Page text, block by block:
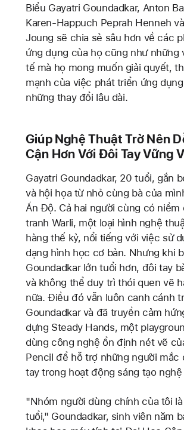
Biểu Gayatri Goundadkar, Anton
Karen-Happuch Peprah Henneh
Joung sẽ chia sẻ sâu hơn về các
ứng dụng của họ cũng như những
tế mà họ mong muốn giải quyết,
mạnh của việc phát triển ứng
những thay đổi lâu dài.
Giúp Nghệ Thuật Trở Nên
Cận Hơn Với Đôi Tay Vững
Gayatri Goundadkar, 20 tuổi, gắn
và hội họa từ nhỏ cùng bà của
Ấn Độ. Cả hai người cùng có niềm
tranh Warli, một loại hình nghệ
hàng thế kỷ, nổi tiếng với việc sử
dạng hình học cơ bản. Nhưng khi
Goundadkar lớn tuổi hơn, đôi tay
và không thể duy trì thói quen vẽ
nữa. Điều đó vẫn luôn canh cánh
Goundadkar và đã truyền cảm
dựng Steady Hands, một
dùng công nghệ ổn định nét vẽ
Pencil để hỗ trợ những người mắc
tay trong hoạt động sáng tạo
"Nhóm người dùng chính của tôi
tuổi," Goundadkar, sinh viên năm